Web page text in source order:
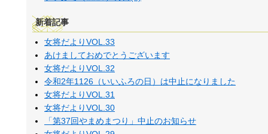
新着記事
女将だよりVOL.33
あけましておめでとうございます
女将だよりVOL.32
令和2年1126（いいふろの日）は中止になりました
女将だよりVOL.31
女将だよりVOL.30
「第37回やまめまつり」中止のお知らせ